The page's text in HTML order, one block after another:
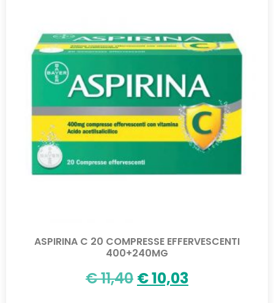
ASPIRINA C 20 COMPRESSE EFFERVESCENTI
400+240MG
€11,40 €10,03